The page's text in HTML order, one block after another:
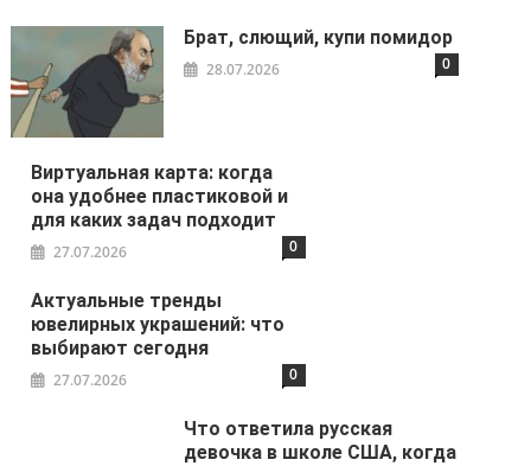
Брат, слющий, купи помидор
28.07.2026 0
Виртуальная карта: когда
она удобнее пластиковой и
для каких задач подходит
27.07.2026 0
Актуальные тренды
ювелирных украшений: что
выбирают сегодня
27.07.2026 0
Что ответила русская
девочка в школе США, когда